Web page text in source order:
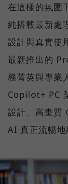
在這樣的氛圍
純搭載最新處
設計與真實使
最新推出的
務菁英與專業
Copilot+ PC
設計、高畫質
AI 真正流暢地